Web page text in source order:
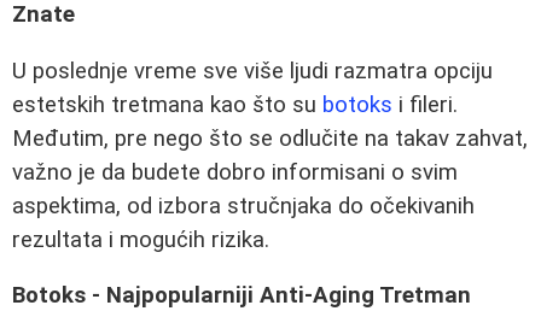
Znate
U poslednje vreme sve više ljudi razmatra opciju
estetskih tretmana kao što su botoks i fileri.
Međutim, pre nego što se odlučite na takav zahvat,
važno je da budete dobro informisani o svim
aspektima, od izbora stručnjaka do očekivanih
rezultata i mogućih rizika.
Botoks - Najpopularniji Anti-Aging Tretman